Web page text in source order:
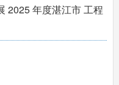
2025 年度湛江市 工程